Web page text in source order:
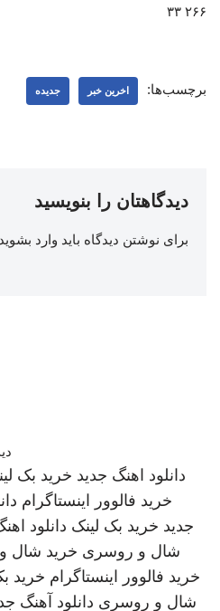
۲۶۶ ۳۳
برچسب‌ها: اخرین خبر جدیده
دیدگاهتان را بنویسید
برای نوشتن دیدگاه باید وارد بشوید
دانلود اهنگ جدید خرید بک
خرید فالوور اینستاگرام
جدید خرید بک لینک دانلود
شال و روسری خرید شال
خرید فالوور اینستاگرام خرید
شال و روسری دانلود آهنگ